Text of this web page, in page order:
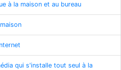
à la maison et au bureau
qui s'installe tout seul à la